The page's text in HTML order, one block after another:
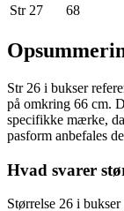
Str 27
68
Str 26 i bukser
på omkring 66 cm.
specifikke mærke,
pasform anbefales
Hvad svarer
Størrelse 26 i